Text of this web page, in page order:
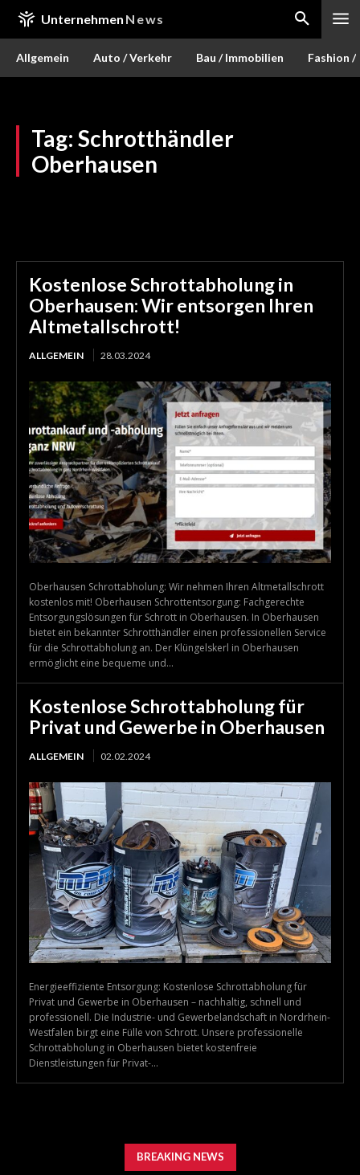
Unternehmen News
Allgemein Auto / Verkehr Bau / Immobilien Fashion /
Tag: Schrotthändler
Oberhausen
Kostenlose Schrottabholung in
Oberhausen: Wir entsorgen Ihren
Altmetallschrott!
ALLGEMEIN 28.03.2024
Oberhausen Schrottabholung: Wir nehmen Ihren Altmetallschrott
kostenlos mit! Oberhausen Schrottentsorgung: Fachgerechte
Entsorgungslösungen für Schrott in Oberhausen. In Oberhausen
bietet ein bekannter Schrotthändler einen professionellen Service
für die Schrottabholung an. Der Klüngelskerl in Oberhausen
ermöglicht eine bequeme und...
Kostenlose Schrottabholung für
Privat und Gewerbe in Oberhausen
ALLGEMEIN 02.02.2024
Energieeffiziente Entsorgung: Kostenlose Schrottabholung für
Privat und Gewerbe in Oberhausen – nachhaltig, schnell und
professionell. Die Industrie- und Gewerbelandschaft in Nordrhein-
Westfalen birgt eine Fülle von Schrott. Unsere professionelle
Schrottabholung in Oberhausen bietet kostenfreie
Dienstleistungen für Privat-...
BREAKING NEWS